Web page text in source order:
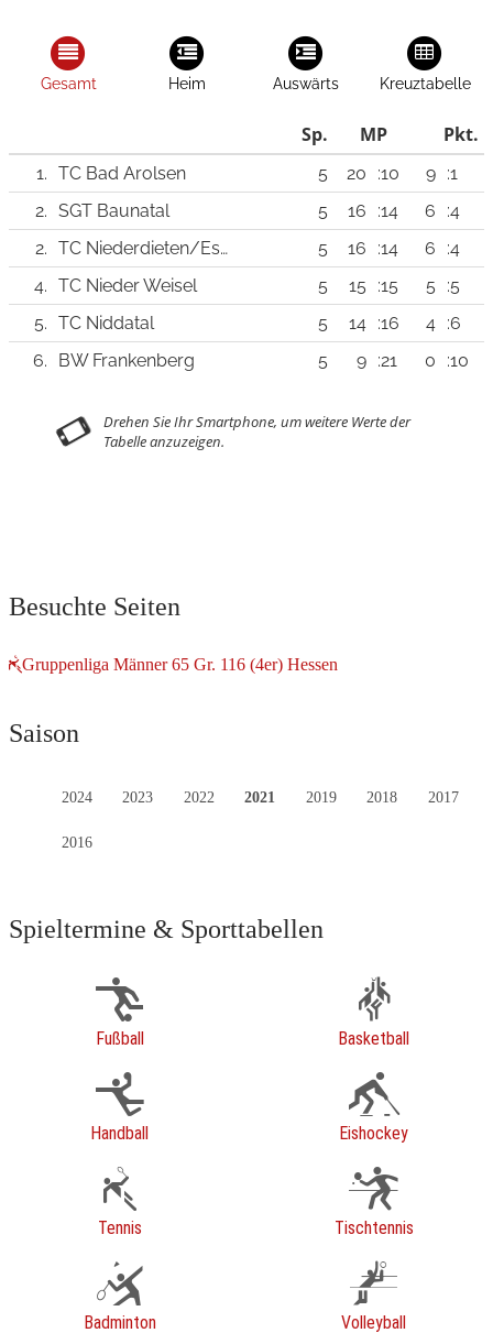
Gesamt Heim Auswärts Kreuztabelle
Sp. MP Pkt.
1. TC Bad Arolsen 5 20 :10 9 :1
2. SGT Baunatal 5 16 :14 6
:4
2.
TC Niederdieten/Eschenburg 5 16 :14 6
:4
4. TC Nieder Weisel 5 15 :15 5
:5
5. TC Niddatal 5 14 :16 4 :6
6.
BW Frankenberg 5 9 :21 0 :10
Besuchte Seiten
Gruppenliga Männer 65 Gr. 116 (4er) Hessen
Saison
2024 2023 2022 2021 2019 2018 2017
2016
Spieltermine & Sporttabellen
Fußball Basketball
Handball Eishockey
Tennis Tischtennis
Badminton Volleyball